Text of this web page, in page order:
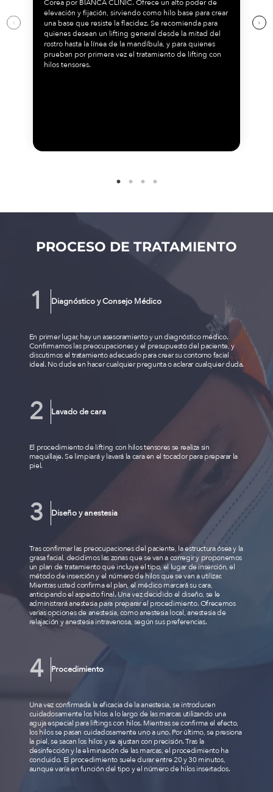
Corea por BIANCA CLINIC. Ofrece un alto poder de
elevación y fijación, sirviendo como hilo base para crear
una base que resiste la flacidez. Se recomienda para
quienes desean un lifting general desde la mitad del
rostro hasta la línea de la mandíbula, y para quienes
prueban por primera vez el tratamiento de lifting con
hilos tensores.
PROCESO DE TRATAMIENTO
Diagnóstico y Consejo Médico
En primer lugar, hay un asesoramiento y un diagnóstico médico.
Confirmamos las preocupaciones y el presupuesto del paciente, y
discutimos el tratamiento adecuado para crear su contorno facial
ideal. No dude en hacer cualquier pregunta o aclarar cualquier duda.
Lavado de cara
El procedimiento de lifting con hilos tensores se realiza sin
maquillaje. Se limpiará y lavará la cara en el tocador para preparar la
piel.
Diseño y anestesia
Tras confirmar las preocupaciones del paciente, la estructura ósea y la
grasa facial, decidimos las zonas que se van a corregir y proponemos
un plan de tratamiento que incluye el tipo, el lugar de inserción, el
método de inserción y el número de hilos que se van a utilizar.
Mientras usted confirma el plan, el médico marcará su cara,
anticipando el aspecto final. Una vez decidido el diseño, se le
administrará anestesia para preparar el procedimiento. Ofrecemos
varias opciones de anestesia, como anestesia local, anestesia de
relajación y anestesia intravenosa, según sus preferencias.
Procedimiento
Una vez confirmada la eficacia de la anestesia, se introducen
cuidadosamente los hilos a lo largo de las marcas utilizando una
aguja especial para liftings con hilos. Mientras se confirma el efecto,
los hilos se pasan cuidadosamente uno a uno. Por último, se presiona
la piel, se sacan los hilos y se ajustan con precisión. Tras la
desinfección y la eliminación de las marcas, el procedimiento ha
concluido. El procedimiento suele durar entre 20 y 30 minutos,
aunque varía en función del tipo y el número de hilos insertados.